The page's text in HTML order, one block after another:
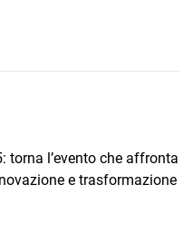
torna l’evento che affronta
e trasformazione